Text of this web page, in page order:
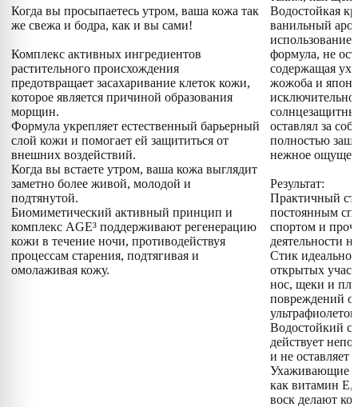
Когда вы просыпаетесь утром, ваша кожа так
же свежа и бодра, как и вы сами!
Комплекс активных ингредиентов
растительного происхождения
предотвращает засахаривание клеток кожи,
которое является причиной образования
морщин.
Формула укрепляет естественный барьерный
слой кожи и помогает ей защититься от
внешних воздействий.
Когда вы встаете утром, ваша кожа выглядит
заметно более живой, молодой и
подтянутой.
Биомиметический активный принцип и
комплекс AGE³ поддерживают регенерацию
кожи в течение ночи, противодействуя
процессам старения, подтягивая и
омолаживая кожу.
Водостойкая
ванильный
формула, не
содержащая
жожоба и
исключительно
оставлял за
полностью
нежное
Результат:
Практичный
постоянным
спортом и
деятельности
Стик идеально
открытых
нос, щеки и
повреждений
Водостойкий
действует
и не оставляет
Ухаживающие
как витамин
воск делают